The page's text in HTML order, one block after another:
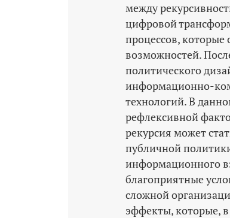
между
цифровой
процессов, которые
возможностей.
политического
информационно-­
технологий. В
рефлексивной
рекурсия может
публичной
информационного
благоприятные
сложной
эффекты, которые,